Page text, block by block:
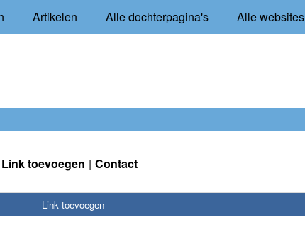
Artikelen Alle dochterpagina's Alle websites
Link toevoegen Contact
Link toevoegen